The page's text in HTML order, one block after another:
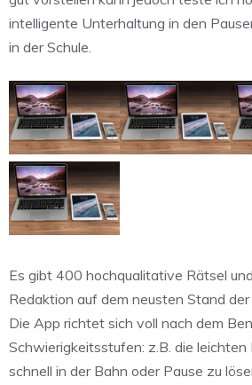
intelligente Unterhaltung in den
in der Schule.
Es gibt 400 hochqualitative Rätsel
Redaktion auf dem neusten Stand
Die App richtet sich voll nach dem
Schwierigkeitsstufen: z.B. die leichten
schnell in der Bahn oder Pause zu